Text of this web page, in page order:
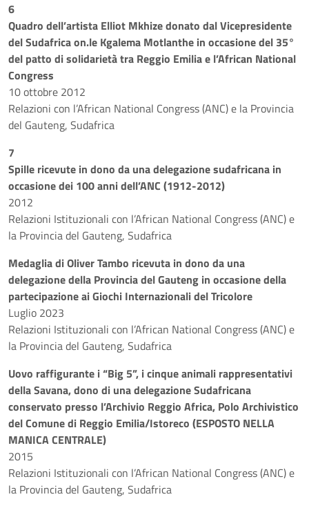
6
Quadro dell’artista Elliot Mkhize donato dal Vicepresidente
del Sudafrica on.le Kgalema Motlanthe in occasione del 35°
del patto di solidarietà tra Reggio Emilia e l’African National
Congress
10 ottobre 2012
Relazioni con l’African National Congress (ANC) e la Provincia
del Gauteng, Sudafrica
7
Spille ricevute in dono da una delegazione sudafricana in
occasione dei 100 anni dell’ANC (1912-2012)
2012
Relazioni Istituzionali con l’African National Congress (ANC) e
la Provincia del Gauteng, Sudafrica
Medaglia di Oliver Tambo ricevuta in dono da una
delegazione della Provincia del Gauteng in occasione della
partecipazione ai Giochi Internazionali del Tricolore
Luglio 2023
Relazioni Istituzionali con l’African National Congress (ANC) e
la Provincia del Gauteng, Sudafrica
Uovo raffigurante i “Big 5”, i cinque animali rappresentativi
della Savana, dono di una delegazione Sudafricana
conservato presso l’Archivio Reggio Africa, Polo Archivistico
del Comune di Reggio Emilia/Istoreco (ESPOSTO NELLA
MANICA CENTRALE)
2015
Relazioni Istituzionali con l’African National Congress (ANC) e
la Provincia del Gauteng, Sudafrica